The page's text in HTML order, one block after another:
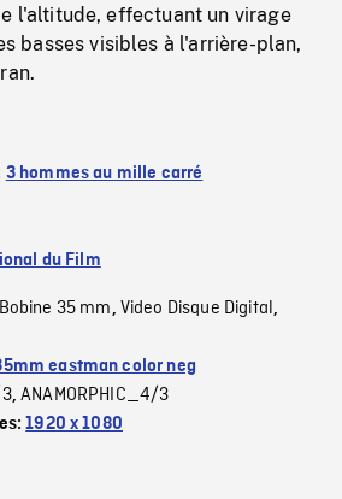
l'altitude, effectuant un virage
basses visibles à l'arrière-plan,
3 hommes au mille carré
du Film
Bobine 35 mm, Video Disque Digital,
eastman color neg
,ANAMORPHIC_4/3
1920 x 1080